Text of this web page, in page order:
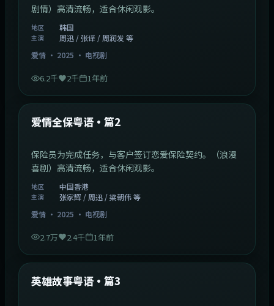
剧情）高清流畅，适合休闲观影。
地区 韩国
主演
周迅 / 张译 / 周润发 等
爱情· 2025 · 电视剧
6.2千 2千 1年前
最新
爱情全保粤语·篇2
保险员为完成任务，与客户签订恋爱保险契约。（浪漫
喜剧）高清流畅，适合休闲观影。
地区 中国香港
主演
张家辉 / 周迅 / 梁朝伟 等
爱情· 2025 · 电视剧
2.7万 2.4千 1年前
最新
英雄故事粤语·篇3